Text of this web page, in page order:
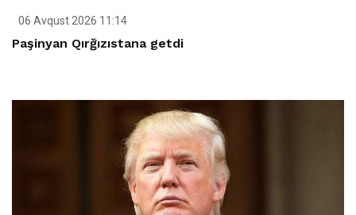
06 Avqust 2026 11:14
Paşinyan Qırğızıstana getdi